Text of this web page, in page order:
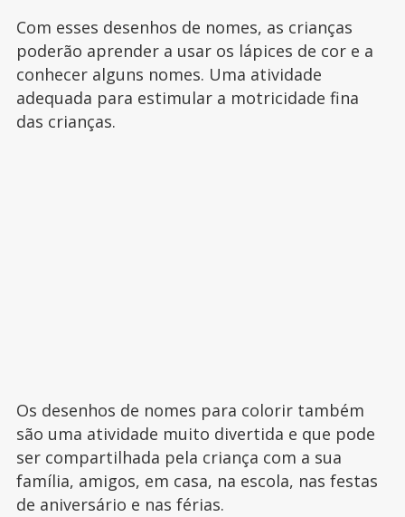
Com esses desenhos de nomes, as crianças
poderão aprender a usar os lápices de cor e a
conhecer alguns nomes. Uma atividade
adequada para estimular a motricidade fina
das crianças.
Os desenhos de nomes para colorir também
são uma atividade muito divertida e que pode
ser compartilhada pela criança com a sua
família, amigos, em casa, na escola, nas festas
de aniversário e nas férias.